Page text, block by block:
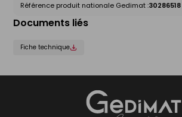
Référence produit nationale Gedimat :30286518
Documents liés
Fiche technique